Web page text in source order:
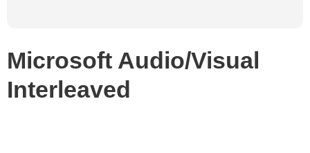
Microsoft Audio/Visual
Interleaved